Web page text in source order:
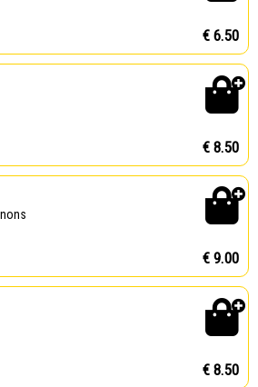
€ 6.50
€ 8.50
€ 9.00
€ 8.50